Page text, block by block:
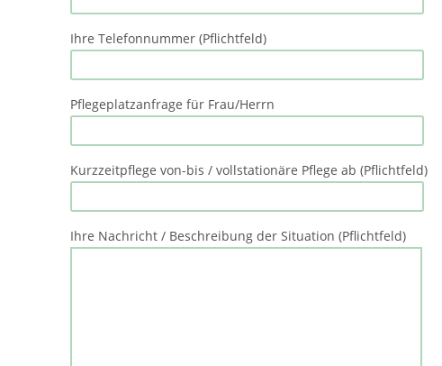
Ihre Telefonnummer (Pflichtfeld)
Pflegeplatzanfrage für Frau/Herrn
Kurzzeitpflege von-bis / vollstationäre Pflege ab (Pflichtfeld)
Ihre Nachricht / Beschreibung der Situation (Pflichtfeld)